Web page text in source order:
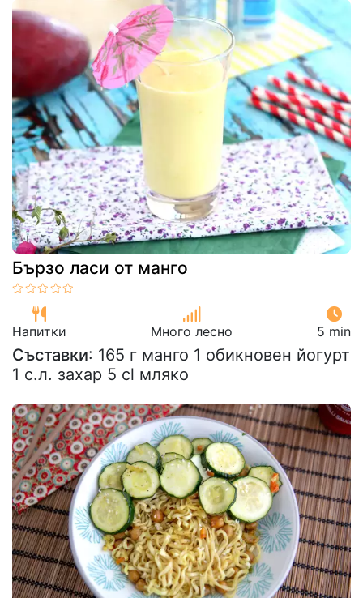
Бързо ласи от манго
Напитки Много лесно 5 min
Съставки: 165 г манго 1 обикновен йогурт
1 с.л. захар 5 cl мляко